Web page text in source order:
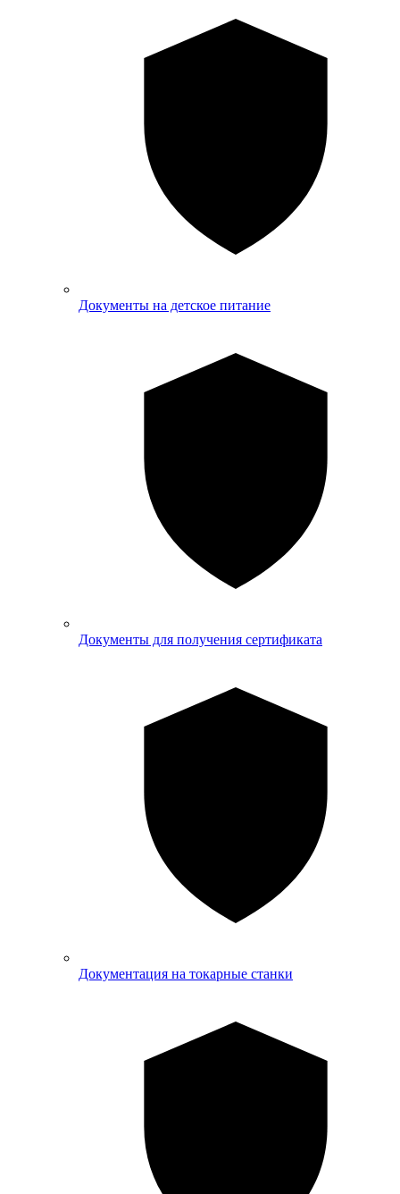
Документы на детское питание
Документы для получения сертификата
Документация на токарные станки